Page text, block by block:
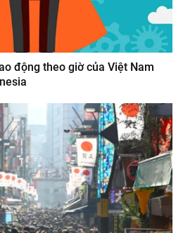
động theo giờ của Việt Nam